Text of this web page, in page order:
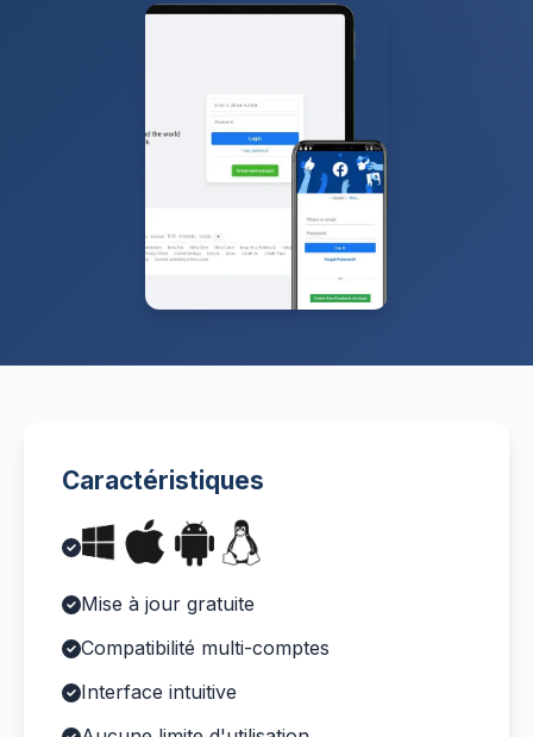
Caractéristiques
Mise à jour gratuite
Compatibilité multi-comptes
Interface intuitive